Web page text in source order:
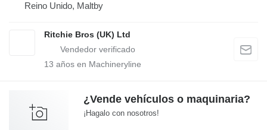
Reino Unido, Maltby
Ritchie Bros (UK) Ltd
13 años en Machineryline
¿Vende vehículos o maquinaria?
¡Hagalo con nosotros!